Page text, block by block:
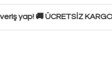
🚚 ÜCRETSİZ KARGO! 📦